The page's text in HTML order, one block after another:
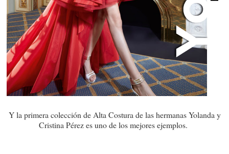
Y la primera colección de Alta Costura de las hermanas Yolanda y
Cristina Pérez es uno de los mejores ejemplos.